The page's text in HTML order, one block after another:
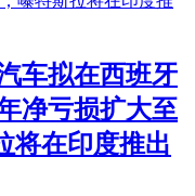
车拟在西班牙
净亏损扩大至
将在印度推出